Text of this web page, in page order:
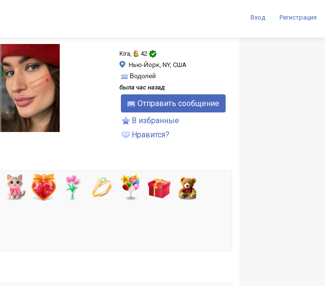
Регистрация
Вход
Kira,
42
Нью-Йорк, NY, США
Водолей
была час назад
Отправить сообщение
В избранные
Нравится?